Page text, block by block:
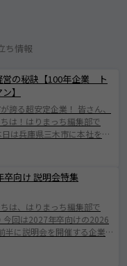
ち情報
営の秘訣【100年企業 ト
】
誇る超安定企業！ 皆さん、
は！はりまっち編集部で
日は兵庫県三木市に本社を構
の創業以来、100年にわたり
もに歩んできた歴史ある企
られる三木市に根ざした会
を守りながらも、 新たな価
挑戦されている企業です
卒向け 説明会特集
は、はりまっち編集部で
今回は2027年卒向けの2026
半に説明会を開催する企業を